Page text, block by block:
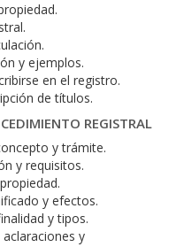
y ejemplos.
en el registro.
de títulos.
REGISTRAL
y trámite.
y requisitos.
y efectos.
y tipos.
y